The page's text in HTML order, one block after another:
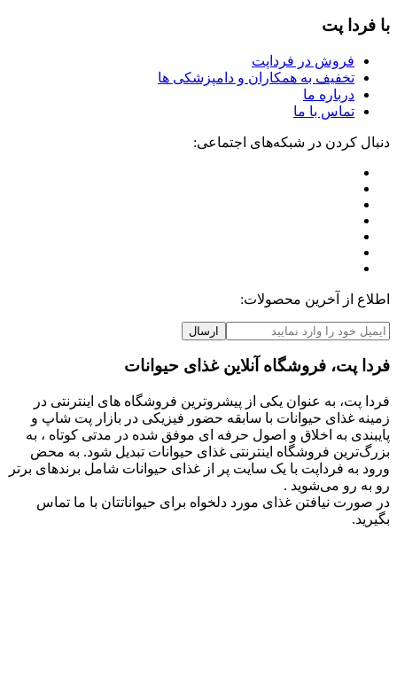
با فردا پت
فروش در فرداپت
تخفیف به همکاران و دامپزشکی ها
درباره ما
تماس با ما
دنبال کردن در شبکه‌های اجتماعی:
اطلاع از آخرین محصولات:
ارسال
فردا پت، فروشگاه آنلاین غذای حیوانات
فردا پت، به عنوان یکی از پیشروترین فروشگاه های اینترنتی در
زمینه غذای حیوانات با سابقه حضور فیزیکی در بازار پت شاپ و
پایبندی به اخلاق و اصول حرفه ای موفق شده در مدتی کوتاه ، به
بزرگ‌ترین فروشگاه اینترنتی غذای حیوانات تبدیل شود. به محض
ورود به فرداپت با یک سایت پر از غذای حیوانات شامل برندهای برتر
رو به رو می‌شوید .
در صورت نیافتن غذای مورد دلخواه برای حیواناتتان با ما تماس
بگیرید.